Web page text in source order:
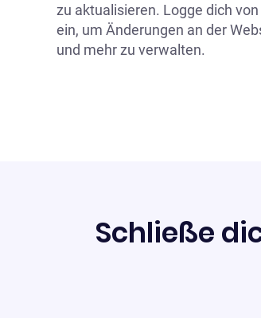
zu aktualisieren. Logge dich
ein, um Änderungen an der
und mehr zu verwalten.
Schließe